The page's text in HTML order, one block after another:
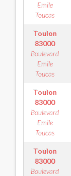
Emile
Toucas
Toulon
83000
Boulevard
Emile
Toucas
Toulon
83000
Boulevard
Emile
Toucas
Toulon
83000
Boulevard